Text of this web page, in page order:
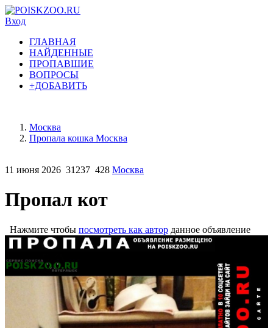
Вход
ГЛАВНАЯ
НАЙДЕННЫЕ
ПРОПАВШИЕ
ВОПРОСЫ
+ДОБАВИТЬ
Москва
Пропала кошка Москва
11 июня 2026 31237 428 Москва
Пропал кот
Нажмите чтобы посмотреть как автор данное объявление